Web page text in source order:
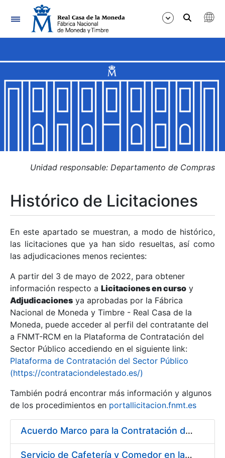
Navegación
Mostrar/Ocultar
Mostrar/Ocultar
Mostrar/Ocultar
Mostrar/Ocultar
Mostrar/Ocultar
Mostrar/Ocultar
Unidad responsable: Departamento de Compras
Histórico de Licitaciones
En este apartado se muestran, a modo de histórico,
las licitaciones que ya han sido resueltas, así como
las adjudicaciones menos recientes:
A partir del 3 de mayo de 2022, para obtener
información respecto a Licitaciones en curso y
Adjudicaciones ya aprobadas por la Fábrica
Nacional de Moneda y Timbre - Real Casa de la
Moneda, puede acceder al perfil del contratante del
a FNMT-RCM en la Plataforma de Contratación del
Sector Público accediendo en el siguiente link:
Plataforma de Contratación del Sector Público
(https://contrataciondelestado.es/)
También podrá encontrar más información y algunos
de los procedimientos en portallicitacion.fnmt.es
Acuerdo Marco para la Contratación del Suministro de Material de Ferretería
Servicio de Cafetería y Comedor en la sede central de la Fábrica Nacional de Moneda y Timbre-Real Casa de la Moneda en Madrid